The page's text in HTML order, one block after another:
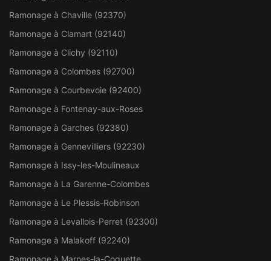
Ramonage à Chaville (92370)
Ramonage à Clamart (92140)
Ramonage à Clichy (92110)
Ramonage à Colombes (92700)
Ramonage à Courbevoie (92400)
Ramonage à Fontenay-aux-Roses
Ramonage à Garches (92380)
Ramonage à Gennevilliers (92230)
Ramonage à Issy-les-Moulineaux
Ramonage à La Garenne-Colombes
Ramonage à Le Plessis-Robinson
Ramonage à Levallois-Perret (92300)
Ramonage à Malakoff (92240)